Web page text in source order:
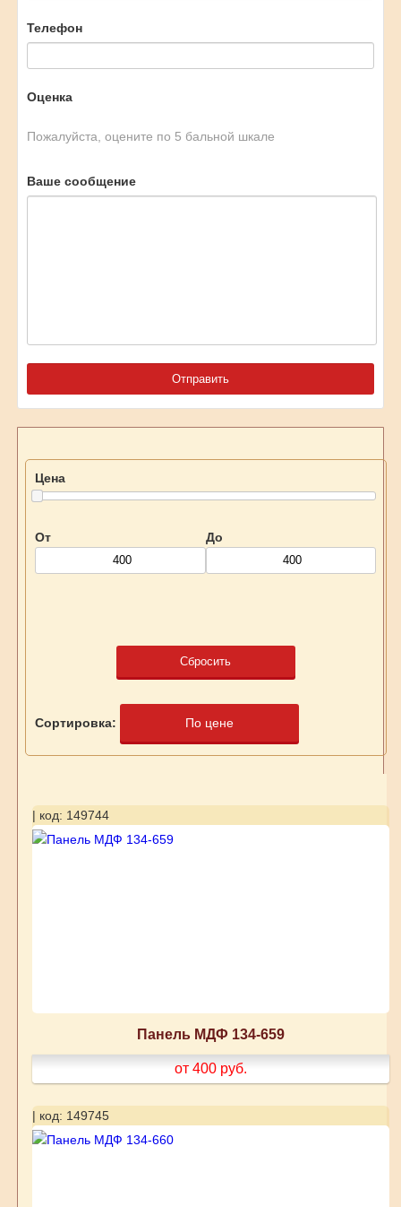
Телефон
Оценка
Пожалуйста, оцените по 5 бальной шкале
Ваше сообщение
Цена
От До
Сбросить
Сортировка: По цене
| код: 149744
Панель МДФ 134-659
от 400 руб.
| код: 149745